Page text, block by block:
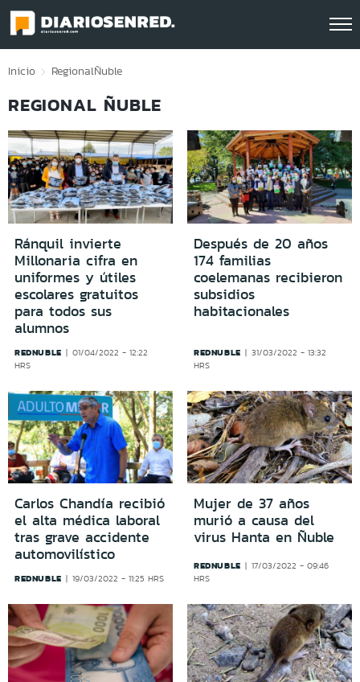
Click acá para ir directamente al contenido
Inicio RegionalÑuble
REGIONAL ÑUBLE
Ránquil invierte
Millonaria cifra en
uniformes y útiles
escolares gratuitos
para todos sus
alumnos
REDNUBLE
01/04/2022 - 12:22
HRS
Después de 20 años
174 familias
coelemanas recibieron
subsidios
habitacionales
REDNUBLE
31/03/2022 - 13:32
HRS
Carlos Chandía recibió
el alta médica laboral
tras grave accidente
automovilístico
REDNUBLE 19/03/2022 - 11:25 HRS
Mujer de 37 años
murió a causa del
virus Hanta en Ñuble
REDNUBLE
17/03/2022 - 09:46
HRS